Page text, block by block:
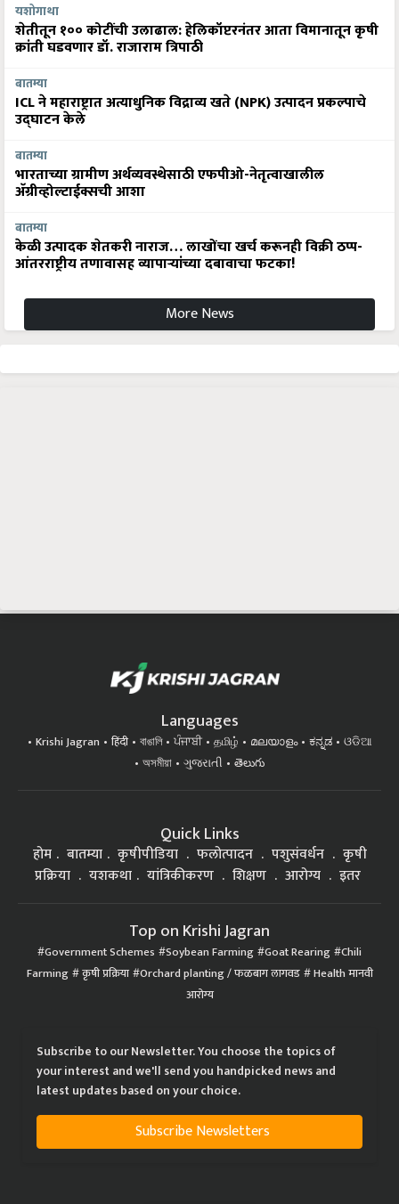
यशोगाथा
शेतीतून १०० कोटींची उलाढाल: हेलिकॉप्टरनंतर आता विमानातून कृषी
क्रांती घडवणार डॉ. राजाराम त्रिपाठी
बातम्या
ICL ने महाराष्ट्रात अत्याधुनिक विद्राव्य खते (NPK) उत्पादन प्रकल्पाचे
उद्घाटन केले
बातम्या
भारताच्या ग्रामीण अर्थव्यवस्थेसाठी एफपीओ-नेतृत्वाखालील
अ‍ॅग्रीव्होल्टाईक्सची आशा
बातम्या
केळी उत्पादक शेतकरी नाराज… लाखोंचा खर्च करूनही विक्री ठप्प-
आंतरराष्ट्रीय तणावासह व्यापाऱ्यांच्या दबावाचा फटका!
More News
Languages
Krishi Jagran हिंदी বাঙালি ਪੰਜਾਬੀ தமிழ் മലയാളം ಕನ್ನಡ
ଓଡିଆ
অসমীয়া
ગુજરાતી తెలుగు
Quick Links
होम बातम्या कृषीपीडिया फलोत्पादन पशुसंवर्धन
कृषी
प्रक्रिया
यशकथा यांत्रिकीकरण शिक्षण आरोग्य इतर
Top on Krishi Jagran
Government Schemes Soybean Farming Goat Rearing Chili
Farming कृषी प्रक्रिया Orchard planting / फळबाग लागवड Health मानवी
आरोग्य
Subscribe to our Newsletter. You choose the topics of
your interest and we'll send you handpicked news and
latest updates based on your choice.
Subscribe Newsletters